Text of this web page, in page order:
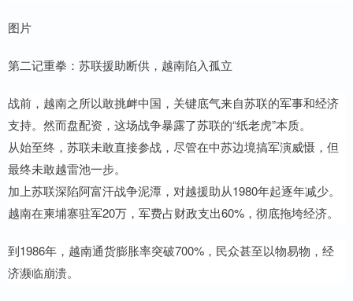
图片
第二记重拳：苏联援助断供，越南陷入孤立
战前，越南之所以敢挑衅中国，关键底气来自苏联的军事和经济
支持。然而盘配资，这场战争暴露了苏联的“纸老虎”本质。
从始至终，苏联未敢直接参战，尽管在中苏边境搞军演威慑，但
最终未敢越雷池一步。
加上苏联深陷阿富汗战争泥潭，对越援助从1980年起逐年减少。
越南在柬埔寨驻军20万，军费占财政支出60%，彻底拖垮经济。
到1986年，越南通货膨胀率突破700%，民众甚至以物易物，经
济濒临崩溃。